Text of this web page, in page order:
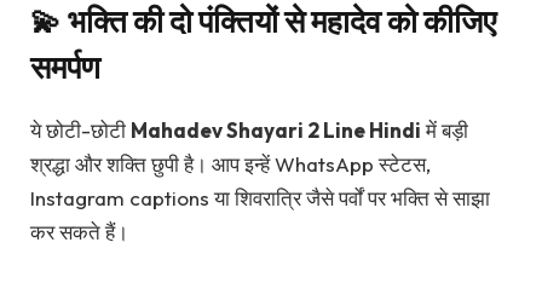
💫 भक्ति की दो पंक्तियों से महादेव को कीजिए
समर्पण
ये छोटी-छोटी Mahadev Shayari 2 Line Hindiमें बड़ी
श्रद्धा और शक्ति छुपी है। आप इन्हें WhatsApp स्टेटस,
Instagram captions या शिवरात्रि जैसे पर्वों पर भक्ति से साझा
कर सकते हैं।